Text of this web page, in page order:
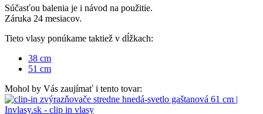
Súčasťou balenia je i návod na použitie.
Záruka 24 mesiacov.
Tieto vlasy ponúkame taktiež v dĺžkach:
38 cm
51 cm
Mohol by Vás zaujímať i tento tovar: